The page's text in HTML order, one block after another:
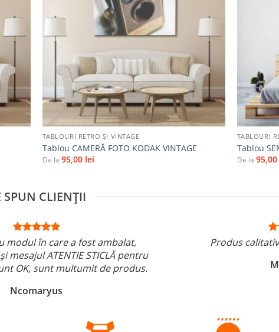
TABLOURI RETRO ȘI VINTAGE
Tablou CAMERĂ FOTO KODAK VINTAGE
De la 95,00 lei
+
TABLOURI
Tablou
De la 95,00
SPUN CLIENȚII
modul în care a fost ambalat,
mesajul ATENTIE STICLĂ pentru
OK, sunt multumit de produs.
Ncomaryus
Produs